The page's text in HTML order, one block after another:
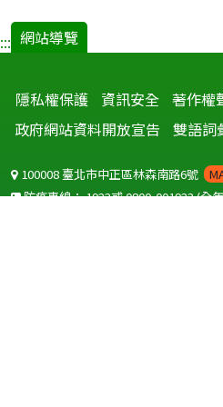
::: 網站導覽
隱私權保護 資訊安全 著作權
政府網站資料開放宣告
雙語詞
100008 臺北市中正區林森南路6號
防疫專線：1922或0800-001922(全